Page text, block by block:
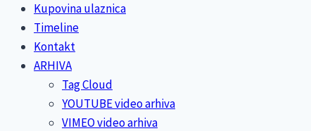
Kupovina ulaznica
Timeline
Kontakt
ARHIVA
Tag Cloud
YOUTUBE video arhiva
VIMEO video arhiva